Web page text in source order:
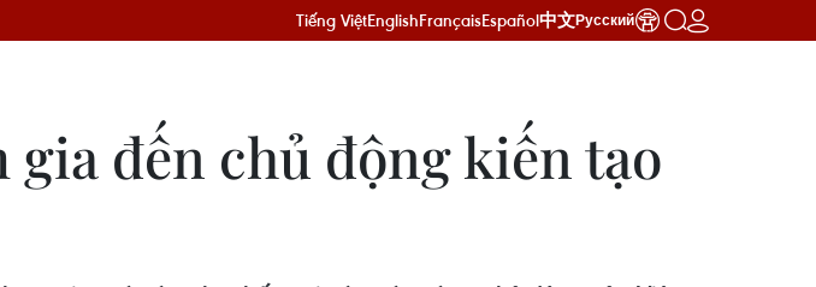
Tiếng ViệtEnglishFrançaisEspañol中文Русский
đến chủ động kiến tạo